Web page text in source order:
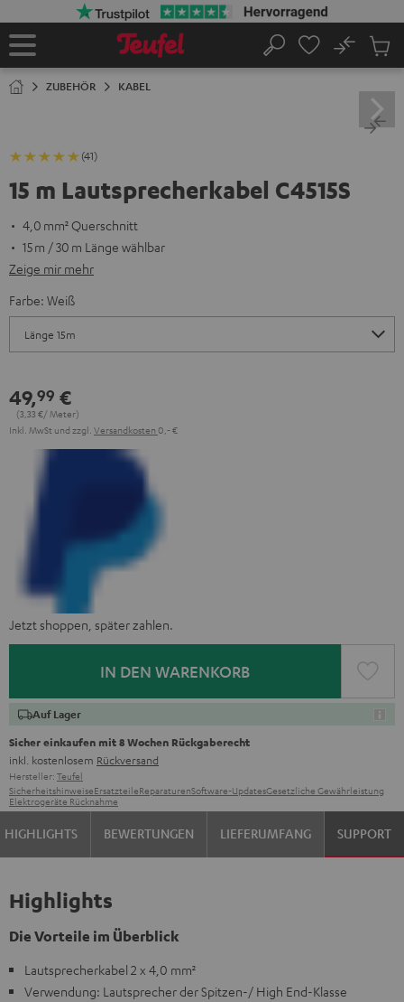
Startseite
Suche
No
ZUBEHÖR KABEL
(41)
15 m Lautsprecherkabel C4515S
4,0 mm² Querschnitt
15 m / 30 m Länge wählbar
Zeige mir mehr
Farbe: Weiß
49,99 €
(3,33 €/ Meter)
Inkl. MwSt und zzgl. Versandkosten 0,‐ €
Jetzt shoppen, später zahlen.
IN DEN WARENKORB
Auf Lager
Sicher einkaufen mit 8 Wochen Rückgaberecht
inkl. kostenlosem Rückversand
Hersteller: Teufel
SicherheitshinweiseErsatzteileReparaturenSoftware-UpdatesGesetzliche Gewährleistung
Elektrogeräte Rücknahme
HIGHLIGHTS BEWERTUNGEN LIEFERUMFANG SUPPORT
Highlights
Die Vorteile im Überblick
Lautsprecherkabel 2 x 4,0 mm²
Verwendung: Lautsprecher der Spitzen-/ High End-Klasse